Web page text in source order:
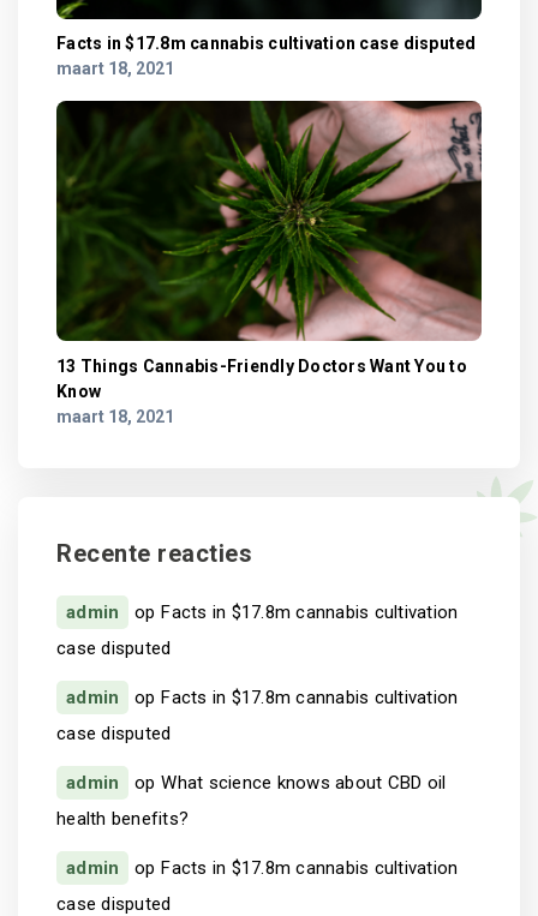
Facts in $17.8m cannabis cultivation case disputed
maart 18, 2021
13 Things Cannabis-Friendly Doctors Want You to
Know
maart 18, 2021
Recente reacties
admin opFacts in $17.8m cannabis cultivation
case disputed
admin opFacts in $17.8m cannabis cultivation
case disputed
admin opWhat science knows about CBD oil
health benefits?
admin opFacts in $17.8m cannabis cultivation
case disputed